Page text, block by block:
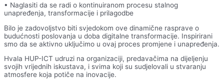
• Naglasiti da se radi o kontinuiranom procesu stalnog
unapređenja, transformacije i prilagodbe
Bilo je zadovoljstvo biti svjedokom ove dinamične rasprave o
budućnosti poslovanja u doba digitalne transformacije. Inspirirani
smo da se aktivno uključimo u ovaj proces promjene i unapređenja.
Hvala HUP-ICT udruzi na organizaciji, predavačima na dijeljenju
svojih vrijednih iskustava, i svima koji su sudjelovali u stvaranju
atmosfere koja potiče na inovacije.